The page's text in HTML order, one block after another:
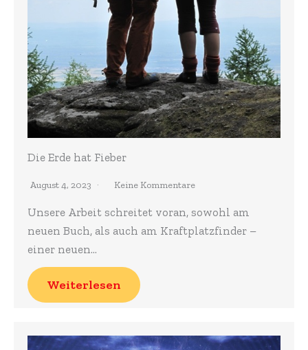
Die Erde hat Fieber
August 4, 2023 Keine Kommentare
Unsere Arbeit schreitet voran, sowohl am
neuen Buch, als auch am Kraftplatzfinder –
einer neuen…
Weiterlesen